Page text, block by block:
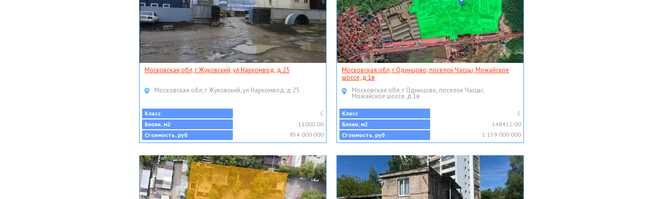
Московская обл, г Жуковский, ул Наркомвод, д 25
Московская обл, г Жуковский, ул Наркомвод, д 25
Класс
C
Блоки, м2
11000.00
Стоимость, руб
854 000 000
Московская обл, г Одинцово, поселок Часцы, Можайское
шоссе, д 1в
Московская обл, г Одинцово, поселок Часцы,
Можайское шоссе, д 1в
Класс
C
Блоки, м2
148412.00
Стоимость, руб
1 159 000 000